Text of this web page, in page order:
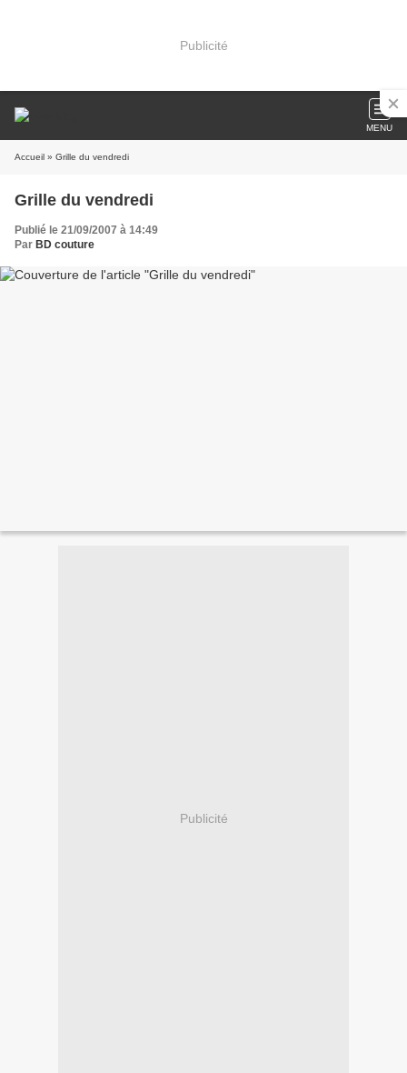
Publicité
MENU
Accueil » Grille du vendredi
Grille du vendredi
Publié le 21/09/2007 à 14:49
Par BD couture
Publicité